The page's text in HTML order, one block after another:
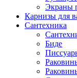
Экраны
Карнизы для
Сантехника
Биде